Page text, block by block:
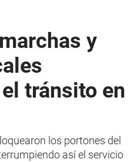
y
tránsito en
los portones del
así el servicio